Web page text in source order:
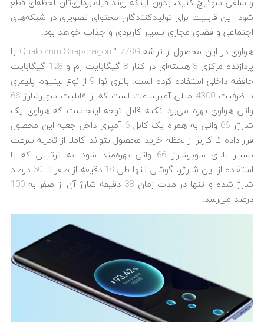
و سلفی سوئیچ کنید، بدون اینکه روند فیلم‌برداری‌تان لحظه‌ای قطع
شود. این قابلیت برای تولیدکنندگان محتوای تصویری در شبکه‌های
اجتماعی و فضای مجازی بسیار کاربردی و جذاب خواهد بود.
هواوی در این محصول از تراشه Qualcomm Snapdragon™ 778G با
پردازنده مرکزی 8 هسته‌ای در کنار 8 گیگابایت رم و 128 گیگابایت
حافظه داخلی استفاده کرده است. باتری نوا 9 از نوع لیتیوم پلیمری
با ظرفیت 4300 میلی آمپرساعت است که از قابلیت سوپرشارژ 66
واتی هواوی بهره می‌برد. نکته قابل توجه اینجاست که هواوی یک
شارژر 66 واتی به همراه یک کابل 6 آمپری داخل جعبه این محصول
قرار داده تا کاربر از لحظه خرید محصول بتواند کاملا از تجربه سرعت
بسیار بالای سوپرشارژ 66 واتی بهره‌مند شود. به ترتیبی که با
استفاده از این شارژر، گوشی تنها طی 18 دقیقه از صفر تا 60 درصد
شارژ شده و تنها در مدت زمان 38 دقیقه شارژ آن از صفر به 100
درصد می‌رسد.